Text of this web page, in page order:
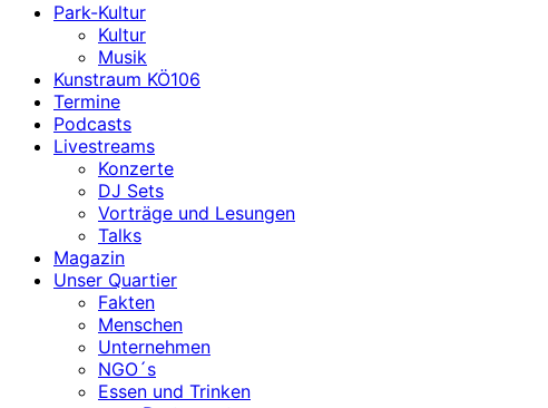
Park-Kultur
Kultur
Musik
Kunstraum KÖ106
Termine
Podcasts
Livestreams
Konzerte
DJ Sets
Vorträge und Lesungen
Talks
Magazin
Unser Quartier
Fakten
Menschen
Unternehmen
NGO´s
Essen und Trinken